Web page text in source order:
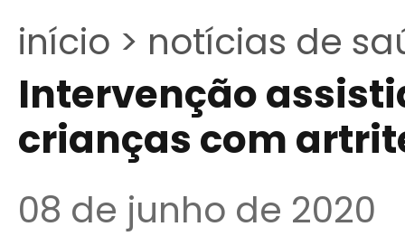
início > notícias de
Intervenção
crianças com
08 de junho de 2020